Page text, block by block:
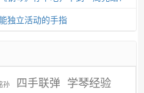
独立活动的手指
孙 四手联弹 学琴经验